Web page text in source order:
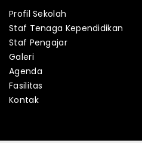
Profil Sekolah
Staf Tenaga Kependidikan
Staf Pengajar
Galeri
Agenda
Fasilitas
Kontak